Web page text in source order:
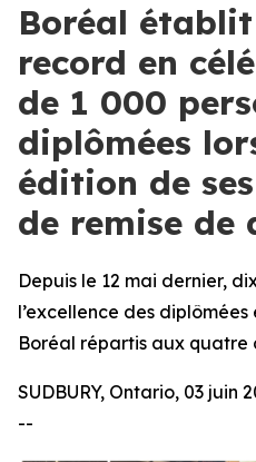
Boréal
record en
de 1 000
diplômées
édition de
de remise de
Depuis le 12 mai dernier,
l’excellence des
Boréal répartis aux quatre
SUDBURY, Ontario, 03 juin
--